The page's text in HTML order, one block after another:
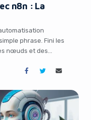
n8n : La
phrase. Fini les
nœuds et des
ce rêve devient
[…]